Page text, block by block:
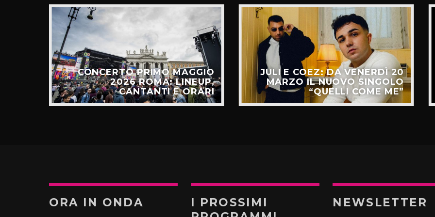
CONCERTO PRIMO MAGGIO
2026 ROMA: LINEUP,
CANTANTI E ORARI
JULI E COEZ: DA VENERDÌ 20
MARZO IL NUOVO SINGOLO
“QUELLI COME ME”
ORA IN ONDA
I PROSSIMI
NEWSLETTER